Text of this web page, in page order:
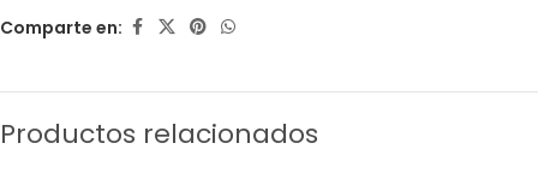
Comparte en:
Productos relacionados